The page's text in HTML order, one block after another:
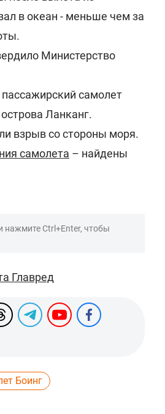
в океан - меньше чем за
Министерство
самолет
Ланканг.
взрыв со стороны моря.
самолета – найдены
нажмите Ctrl+Enter, чтобы
Главред
Боинг